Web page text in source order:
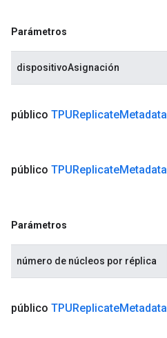
Parámetros
dispositivoAsignación
público TPUReplicateMetadata
público TPUReplicateMetadata
Parámetros
número de núcleos por réplica
público TPUReplicateMetadata